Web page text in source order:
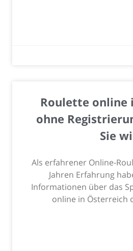
Roulette online
ohne
Sie
Als erfahrener Online-
Jahren Erfahrung
Informationen über das
online in Österreich